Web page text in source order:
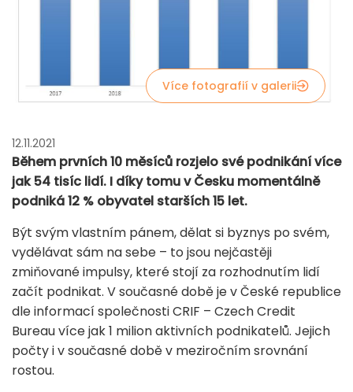
Více fotografií v galerii
12.11.2021
Během prvních 10 měsíců rozjelo své podnikání více
jak 54 tisíc lidí. I díky tomu v Česku momentálně
podniká 12 % obyvatel starších 15 let.
Být svým vlastním pánem, dělat si byznys po svém,
vydělávat sám na sebe – to jsou nejčastěji
zmiňované impulsy, které stojí za rozhodnutím lidí
začít podnikat. V současné době je v České republice
dle informací společnosti CRIF – Czech Credit
Bureau více jak 1 milion aktivních podnikatelů. Jejich
počty i v současné době v meziročním srovnání
rostou.